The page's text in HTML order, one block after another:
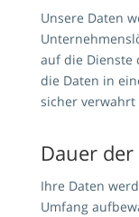
Unsere Daten
auf die Dienste
die Daten in
sicher verwahrt
Dauer
Ihre Daten
Umfang